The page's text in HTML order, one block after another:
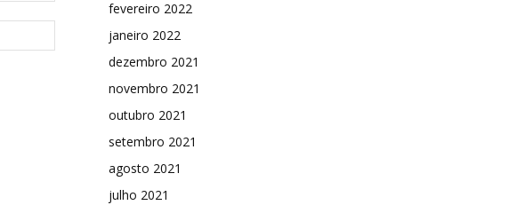
fevereiro 2022
janeiro 2022
dezembro 2021
novembro 2021
outubro 2021
setembro 2021
agosto 2021
julho 2021